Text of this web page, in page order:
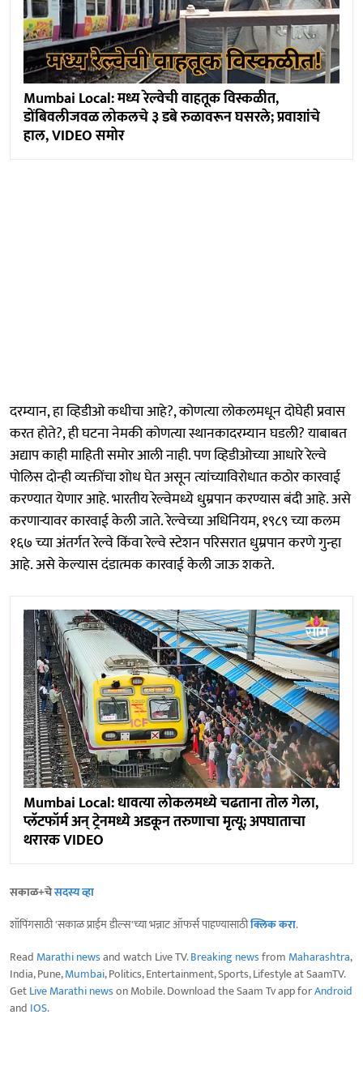
Mumbai Local: मध्य रेल्वेची वाहतूक विस्कळीत,
डोंबिवलीजवळ लोकलचे ३ डबे रुळावरून घसरले; प्रवाशांचे
हाल, VIDEO समोर
दरम्यान, हा व्हिडीओ कधीचा आहे?, कोणत्या लोकलमधून दोघेही प्रवास
करत होते?, ही घटना नेमकी कोणत्या स्थानकादरम्यान घडली? याबाबत
अद्याप काही माहिती समोर आली नाही. पण व्हिडीओच्या आधारे रेल्वे
पोलिस दोन्ही व्यक्तींचा शोध घेत असून त्यांच्याविरोधात कठोर कारवाई
करण्यात येणार आहे. भारतीय रेल्वेमध्ये धुम्रपान करण्यास बंदी आहे. असे
करणाऱ्यावर कारवाई केली जाते. रेल्वेच्या अधिनियम, १९८९ च्या कलम
१६७ च्या अंतर्गत रेल्वे किंवा रेल्वे स्टेशन परिसरात धुम्रपान करणे गुन्हा
आहे. असे केल्यास दंडात्मक कारवाई केली जाऊ शकते.
Mumbai Local: धावत्या लोकलमध्ये चढताना तोल गेला,
प्लॅटफॉर्म अन् ट्रेनमध्ये अडकून तरुणाचा मृत्यू; अपघाताचा
थरारक VIDEO
सकाळ+चेसदस्य व्हा
शॉपिंगसाठी 'सकाळ प्राईम डील्स'च्या भन्नाट ऑफर्स पाहण्यासाठीक्लिक करा.
Read Marathi newsand watch Live TV.Breaking newsfrom Maharashtra,
India, Pune,Mumbai, Politics, Entertainment, Sports, Lifestyle at SaamTV.
GetLive Marathi newson Mobile. Download the Saam Tv app forAndroid
and IOS.